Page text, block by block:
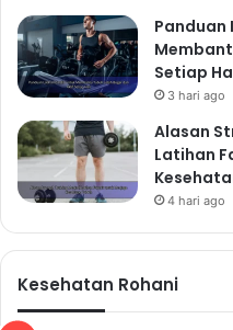
dan mental. Saat tidur,
rusak dan memperkuat
Usahakan untuk tidur 7-9
Buat Rutinitas
Tidur dan bangunlah
hari, bahkan di akhir
sirkadian tubuh.
Nyaman
Pastikan kamar tidur
Hindari penggunaan
Panduan
Setiap
3 hari ago
Alasan
Latihan
4 hari ago
Kesehatan Rohani